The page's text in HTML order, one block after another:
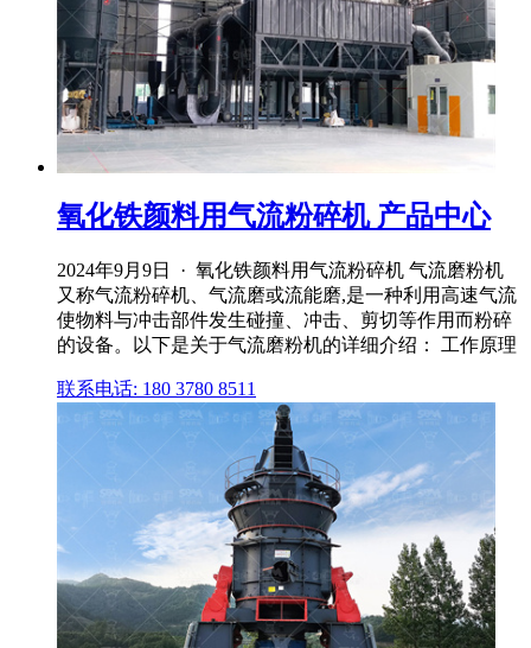
氧化铁颜料用气流粉碎机 产品中心
2024年9月9日 · 氧化铁颜料用气流粉碎机 气流磨粉机
又称气流粉碎机、气流磨或流能磨,是一种利用高速气流
使物料与冲击部件发生碰撞、冲击、剪切等作用而粉碎
的设备。以下是关于气流磨粉机的详细介绍： 工作原理
联系电话: 180 3780 8511